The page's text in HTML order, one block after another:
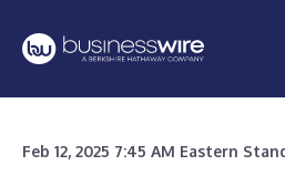
Feb 12, 2025 7:45 AM Eastern